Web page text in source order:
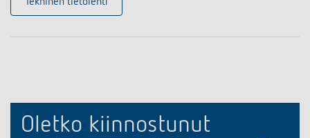
Oletko kiinnostunut